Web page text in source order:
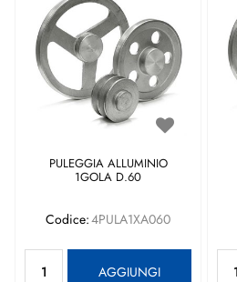
PULEGGIA ALLUMINIO
1GOLA D.60
Codice:4PULA1XA060
AGGIUNGI